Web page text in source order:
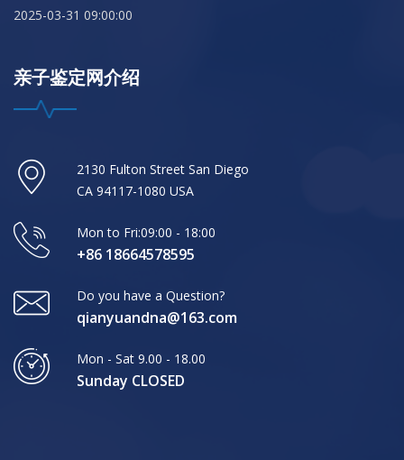
2025-03-31 09:00:00
亲子鉴定网介绍
2130 Fulton Street San Diego
CA 94117-1080 USA
Mon to Fri:09:00 - 18:00
+86 18664578595
Do you have a Question?
qianyuandna@163.com
Mon - Sat 9.00 - 18.00
Sunday CLOSED